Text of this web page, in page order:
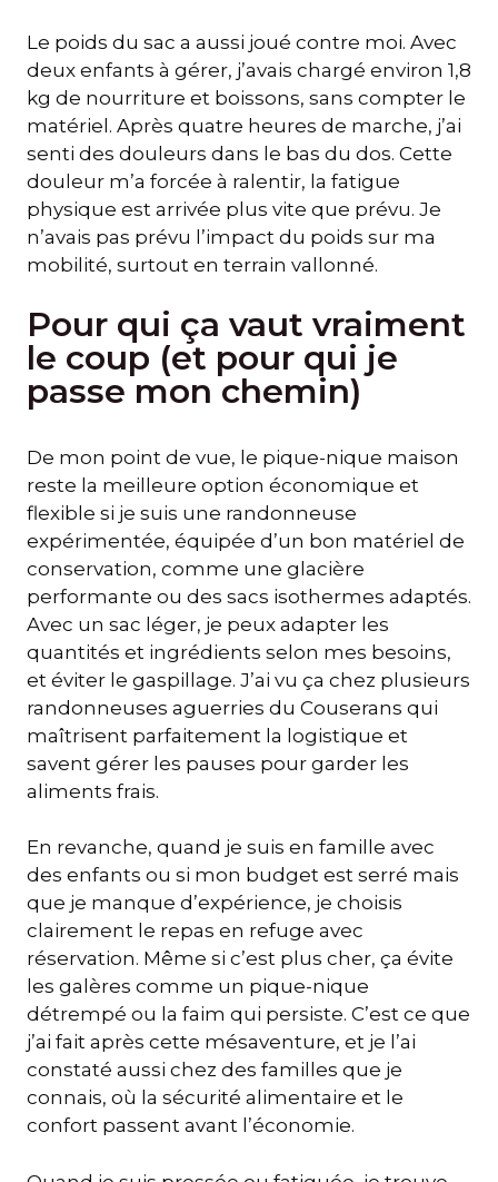
Le poids du sac a aussi joué contre moi. Avec
deux enfants à gérer, j’avais chargé environ 1,8
kg de nourriture et boissons, sans compter le
matériel. Après quatre heures de marche, j’ai
senti des douleurs dans le bas du dos. Cette
douleur m’a forcée à ralentir, la fatigue
physique est arrivée plus vite que prévu. Je
n’avais pas prévu l’impact du poids sur ma
mobilité, surtout en terrain vallonné.
Pour qui ça vaut vraiment
le coup (et pour qui je
passe mon chemin)
De mon point de vue, le pique-nique maison
reste la meilleure option économique et
flexible si je suis une randonneuse
expérimentée, équipée d’un bon matériel de
conservation, comme une glacière
performante ou des sacs isothermes adaptés.
Avec un sac léger, je peux adapter les
quantités et ingrédients selon mes besoins,
et éviter le gaspillage. J’ai vu ça chez plusieurs
randonneuses aguerries du Couserans qui
maîtrisent parfaitement la logistique et
savent gérer les pauses pour garder les
aliments frais.
En revanche, quand je suis en famille avec
des enfants ou si mon budget est serré mais
que je manque d’expérience, je choisis
clairement le repas en refuge avec
réservation. Même si c’est plus cher, ça évite
les galères comme un pique-nique
détrempé ou la faim qui persiste. C’est ce que
j’ai fait après cette mésaventure, et je l’ai
constaté aussi chez des familles que je
connais, où la sécurité alimentaire et le
confort passent avant l’économie.